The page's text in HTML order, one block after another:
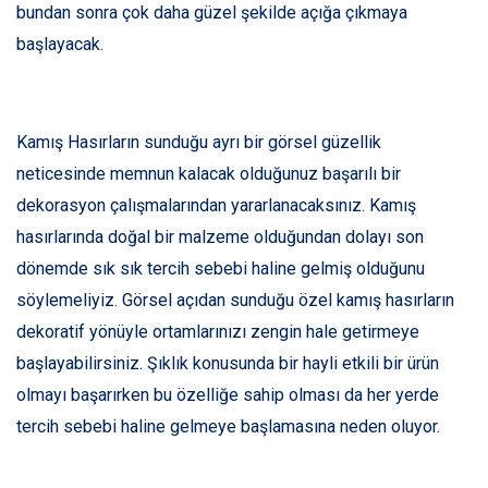
bundan sonra çok daha güzel şekilde açığa çıkmaya
başlayacak.
Kamış Hasırların sunduğu ayrı bir görsel güzellik
neticesinde memnun kalacak olduğunuz başarılı bir
dekorasyon çalışmalarından yararlanacaksınız. Kamış
hasırlarında doğal bir malzeme olduğundan dolayı son
dönemde sık sık tercih sebebi haline gelmiş olduğunu
söylemeliyiz. Görsel açıdan sunduğu özel kamış hasırların
dekoratif yönüyle ortamlarınızı zengin hale getirmeye
başlayabilirsiniz. Şıklık konusunda bir hayli etkili bir ürün
olmayı başarırken bu özelliğe sahip olması da her yerde
tercih sebebi haline gelmeye başlamasına neden oluyor.